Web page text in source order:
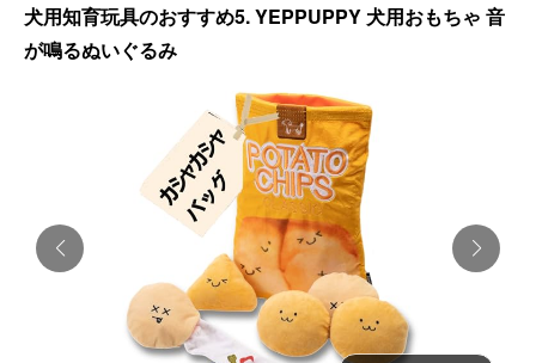
犬用知育玩具のおすすめ5. YEPPUPPY 犬用おもちゃ 音
が鳴るぬいぐるみ